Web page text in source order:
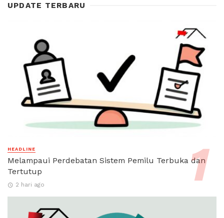
UPDATE TERBARU
HEADLINE
Melampaui Perdebatan Sistem Pemilu Terbuka dan
Tertutup
2 hari ago